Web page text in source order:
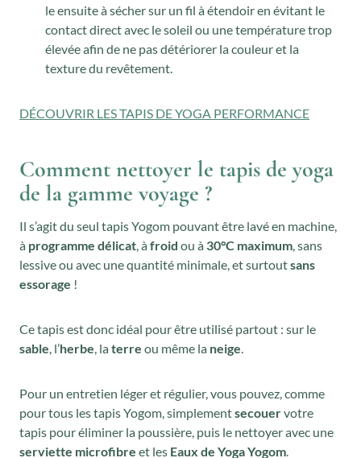
le ensuite à sécher sur un fil à étendoir en évitant le
contact direct avec le soleil ou une température trop
élevée afin de ne pas détériorer la couleur et la
texture du revêtement.
DÉCOUVRIR LES TAPIS DE YOGA PERFORMANCE
Comment nettoyer le tapis de yoga
de la gamme voyage ?
Il s’agit du seul tapis Yogom pouvant être lavé en machine,
à programme délicat, àfroid ou à 30°C maximum, sans
lessive ou avec une quantité minimale, et surtoutsans
essorage !
Ce tapis est donc idéal pour être utilisé partout : sur le
sable, l’herbe, laterre ou même la neige.
Pour un entretien léger et régulier, vous pouvez, comme
pour tous les tapis Yogom, simplementsecouervotre
tapis pour éliminer la poussière, puis le nettoyer avec une
serviette microfibre et les Eaux de Yoga Yogom.